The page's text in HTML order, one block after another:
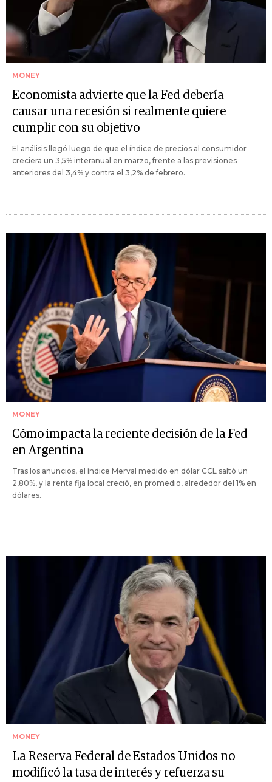
MONEY
Economista advierte que la Fed debería
causar una recesión si realmente quiere
cumplir con su objetivo
El análisis llegó luego de que el índice de precios al consumidor
creciera un 3,5% interanual en marzo, frente a las previsiones
anteriores del 3,4% y contra el 3,2% de febrero.
MONEY
Cómo impacta la reciente decisión de la Fed
en Argentina
Tras los anuncios, el índice Merval medido en dólar CCL saltó un
2,80%, y la renta fija local creció, en promedio, alrededor del 1% en
dólares.
MONEY
La Reserva Federal de Estados Unidos no
modificó la tasa de interés y refuerza su